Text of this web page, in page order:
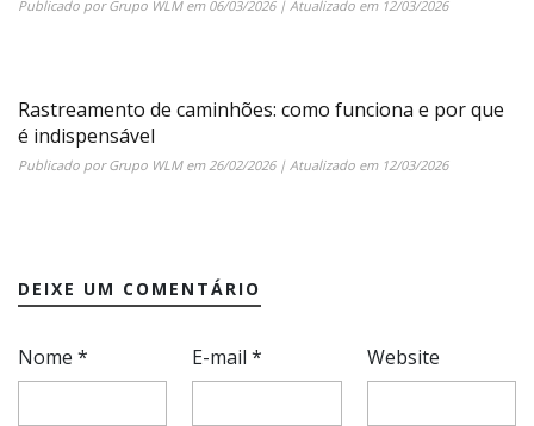
Publicado porGrupo WLMem 06/03/2026| Atualizado em 12/03/2026
Rastreamento de caminhões: como funciona e por que
é indispensável
Publicado porGrupo WLMem26/02/2026| Atualizado em 12/03/2026
DEIXE UM COMENTÁRIO
Nome * E-mail* Website